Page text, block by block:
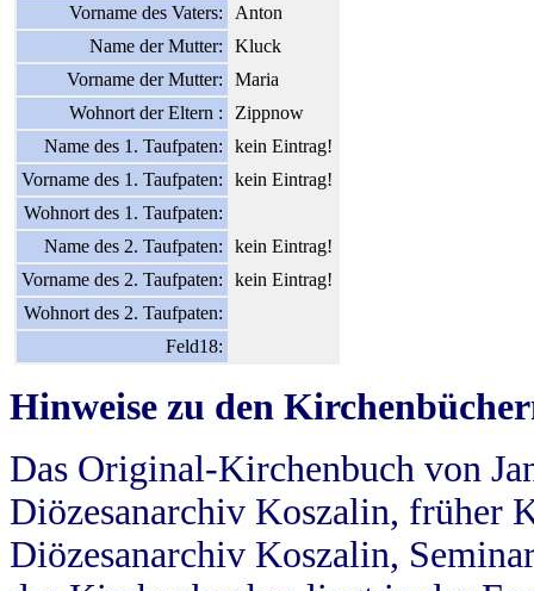
Vorname des Vaters:
Anton
Name der Mutter:
Kluck
Vorname der Mutter:
Maria
Wohnort der Eltern :
Zippnow
Name des 1. Taufpaten:
kein Eintrag!
Vorname des 1. Taufpaten:
kein Eintrag!
Wohnort des 1. Taufpaten:
Name des 2. Taufpaten:
kein Eintrag!
Vorname des 2. Taufpaten:
kein Eintrag!
Wohnort des 2. Taufpaten:
Feld18:
Hinweise zu den
Das Original-Kirchenbuch von
Diözesanarchiv Koszalin, früher
Diözesanarchiv Koszalin,